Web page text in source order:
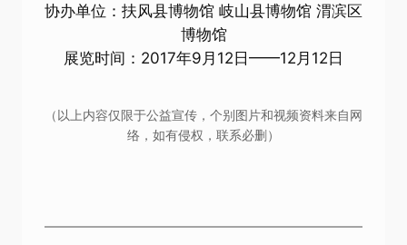
协办单位：扶风县博物馆 岐山县博物馆 渭滨区
博物馆
展览时间：2017年9月12日——12月12日
（以上内容仅限于公益宣传，个别图片和视频资料来自网
络，如有侵权，联系必删）